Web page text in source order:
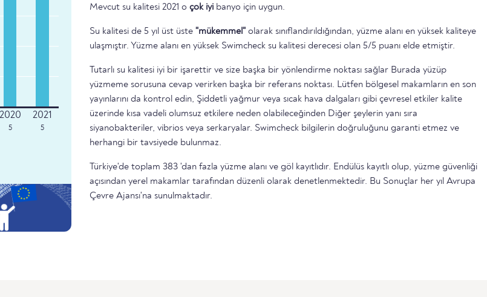
5 5
Mevcut su kalitesi 2021 o çok iyi banyo için uygun.
Su kalitesi de 5 yıl üst üste "mükemmel" olarak sınıflandırıldığından, yüzme alanı en yüksek kaliteye
ulaşmıştır. Yüzme alanı en yüksek Swimcheck su kalitesi derecesi olan 5/5 puanı elde etmiştir.
Tutarlı su kalitesi iyi bir işarettir ve size başka bir yönlendirme noktası sağlar Burada yüzüp
yüzmeme sorusuna cevap verirken başka bir referans noktası. Lütfen bölgesel makamların en son
yayınlarını da kontrol edin, Şiddetli yağmur veya sıcak hava dalgaları gibi çevresel etkiler kalite
üzerinde kısa vadeli olumsuz etkilere neden olabileceğinden Diğer şeylerin yanı sıra
siyanobakteriler, vibrios veya serkaryalar. Swimcheck bilgilerin doğruluğunu garanti etmez ve
herhangi bir tavsiyede bulunmaz.
Türkiye'de toplam 383 'dan fazla yüzme alanı ve göl kayıtlıdır. Endülüs kayıtlı olup, yüzme güvenliği
açısından yerel makamlar tarafından düzenli olarak denetlenmektedir. Bu Sonuçlar her yıl Avrupa
Çevre Ajansı'na sunulmaktadır.